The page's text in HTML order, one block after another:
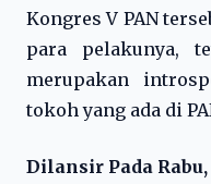
Kongres V PAN
para pelakunya,
merupakan
tokoh yang ada di
Dilansir Pada